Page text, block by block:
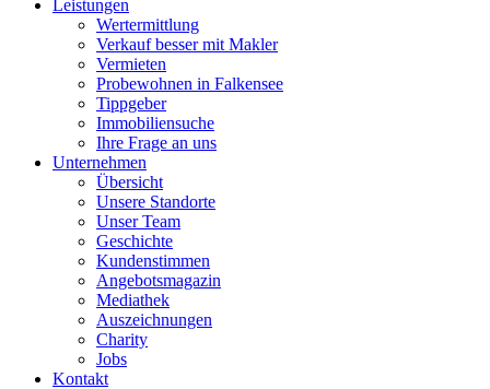
Leistungen
Wertermittlung
Verkauf besser mit Makler
Vermieten
Probewohnen in Falkensee
Tippgeber
Immobiliensuche
Ihre Frage an uns
Unternehmen
Übersicht
Unsere Standorte
Unser Team
Geschichte
Kundenstimmen
Angebotsmagazin
Mediathek
Auszeichnungen
Charity
Jobs
Kontakt